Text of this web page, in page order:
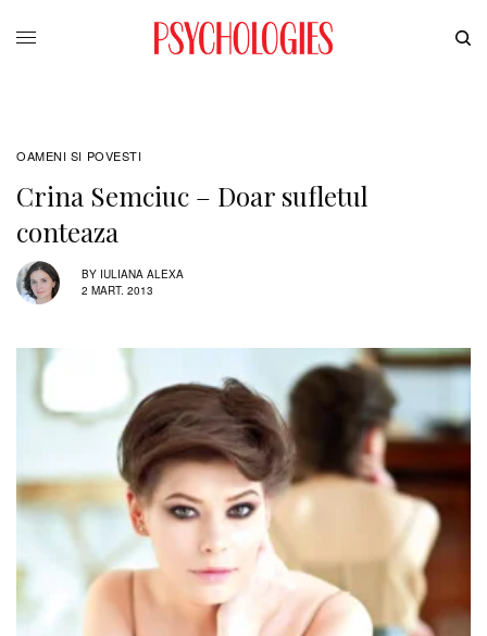
OAMENI SI POVESTI
Crina Semciuc – Doar sufletul
conteaza
BY IULIANA ALEXA
2 MART. 2013